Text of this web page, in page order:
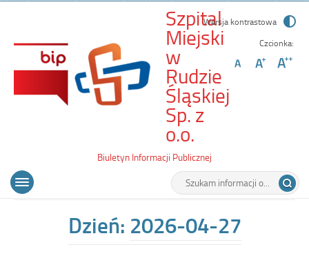
Szpital
Miejski
w
Rudzie
Śląskiej
Sp. z
o.o.
30/KŚZ/26
Biuletyn Informacji Publicznej
Wersja kontrastowa
Czcionka:
Wyszukiwarka
Tutaj
wpisz
Menu
główne
Otwórz
Dzień: 2026-04-27